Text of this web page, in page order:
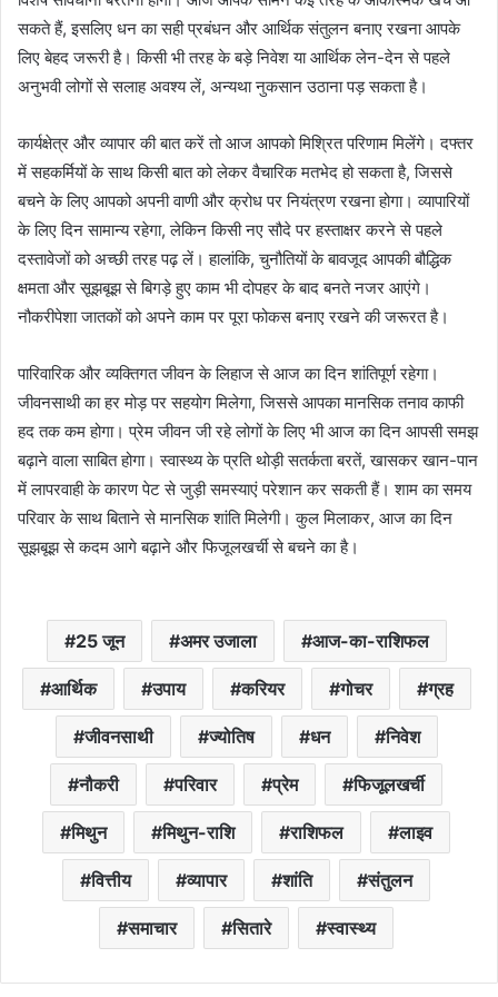
सकते हैं, इसलिए धन का सही प्रबंधन और आर्थिक संतुलन बनाए रखना आपके
लिए बेहद जरूरी है। किसी भी तरह के बड़े निवेश या आर्थिक लेन-देन से पहले
अनुभवी लोगों से सलाह अवश्य लें, अन्यथा नुकसान उठाना पड़ सकता है।
कार्यक्षेत्र और व्यापार की बात करें तो आज आपको मिश्रित परिणाम मिलेंगे। दफ्तर
में सहकर्मियों के साथ किसी बात को लेकर वैचारिक मतभेद हो सकता है, जिससे
बचने के लिए आपको अपनी वाणी और क्रोध पर नियंत्रण रखना होगा। व्यापारियों
के लिए दिन सामान्य रहेगा, लेकिन किसी नए सौदे पर हस्ताक्षर करने से पहले
दस्तावेजों को अच्छी तरह पढ़ लें। हालांकि, चुनौतियों के बावजूद आपकी बौद्धिक
क्षमता और सूझबूझ से बिगड़े हुए काम भी दोपहर के बाद बनते नजर आएंगे।
नौकरीपेशा जातकों को अपने काम पर पूरा फोकस बनाए रखने की जरूरत है।
पारिवारिक और व्यक्तिगत जीवन के लिहाज से आज का दिन शांतिपूर्ण रहेगा।
जीवनसाथी का हर मोड़ पर सहयोग मिलेगा, जिससे आपका मानसिक तनाव काफी
हद तक कम होगा। प्रेम जीवन जी रहे लोगों के लिए भी आज का दिन आपसी समझ
बढ़ाने वाला साबित होगा। स्वास्थ्य के प्रति थोड़ी सतर्कता बरतें, खासकर खान-पान
में लापरवाही के कारण पेट से जुड़ी समस्याएं परेशान कर सकती हैं। शाम का समय
परिवार के साथ बिताने से मानसिक शांति मिलेगी। कुल मिलाकर, आज का दिन
सूझबूझ से कदम आगे बढ़ाने और फिजूलखर्ची से बचने का है।
25 जून अमर उजाला आज-का-राशिफल
आर्थिक उपाय करियर गोचर ग्रह
जीवनसाथी ज्योतिष धन निवेश
नौकरी परिवार प्रेम फिजूलखर्ची
मिथुन मिथुन-राशि राशिफल लाइव
वित्तीय व्यापार शांति संतुलन
समाचार सितारे स्वास्थ्य